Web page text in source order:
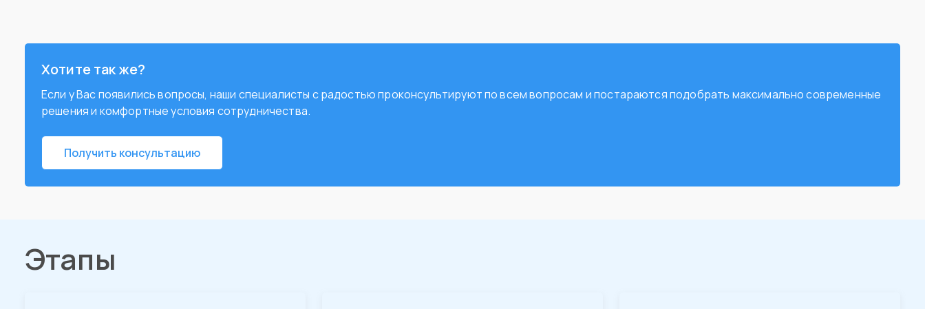
Хотите так же?
Если у Вас появились вопросы, наши специалисты с радостью проконсультируют по всем вопросам и постараются подобрать максимально современные
решения и комфортные условия сотрудничества.
Получить консультацию
Этапы